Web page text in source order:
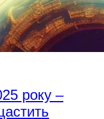
року –